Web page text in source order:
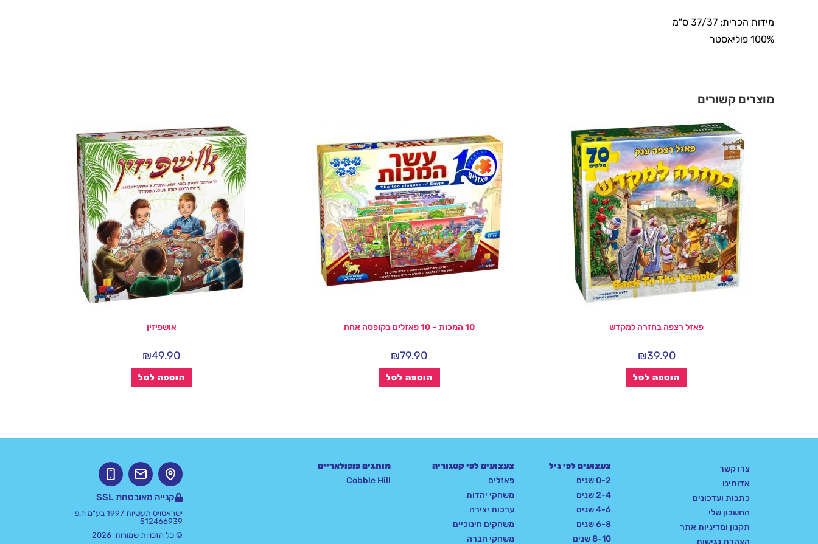
מידות הכרית: 37/37 ס"מ
100% פוליאסטר
מוצרים קשורים
פאזל רצפה בחזרה למקדש
₪39.90
הוספה לסל
10 המכות – 10 פאזלים בקופסה אחת
₪79.90
הוספה לסל
אושפיזין
₪49.90
הוספה לסל
צרו קשר
אדותינו
כתבות ועדכונים
החשבון שלי
תקנון ומדיניות אתר
הצהרת נגישות
צעצועים לפי גיל
0-2 שנים
2-4 שנים
4-6 שנים
6-8 שנים
8-10 שנים
צעצועים לפי קטגוריה
פאזלים
משחקי יהדות
ערכות יצירה
משחקים חינוכיים
משחקי חברה
מותגים פופולאריים
Cobble Hill
קנייה מאובטחת SSL
ישראטויס תעשיות 1997 בע"מ ח.פ
512466939
© כל הזכויות שמורות 2026